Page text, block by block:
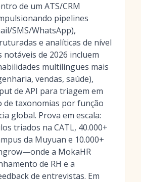
de um ATS/CRM
pipelines
SMS/WhatsApp),
e analíticas de nível
notáveis de 2026 incluem
multilíngues mais
vendas, saúde),
de API para triagem em
de taxonomias por função
global. Prova em escala:
triados na CATL, 40.000+
da Muyuan e 10.000+
a MokaHR
de RH e a
de entrevistas. Em